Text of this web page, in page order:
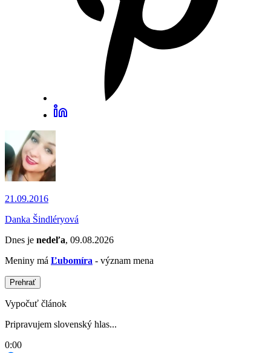
21.09.2016
Danka Šindléryová
Dnes je nedeľa, 09.08.2026
Meniny má Ľubomíra - význam mena
Prehrať
Vypočuť článok
Pripravujem slovenský hlas...
0:00